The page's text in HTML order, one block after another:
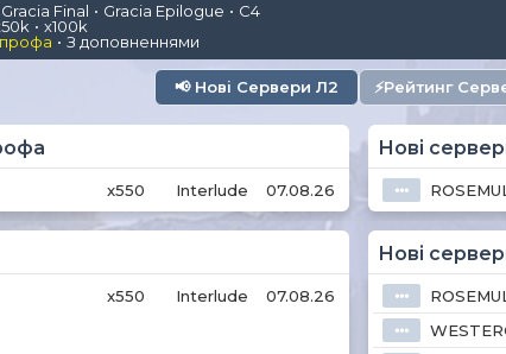
Gracia Final Gracia Epilogue
C4
x100k
З доповненнями
📢 Нові Сервери Л2 ⚡Рейтинг
x550 Interlude 07.08.26
Нові
⦁⦁⦁
x550 Interlude 07.08.26
Нові
⦁⦁⦁
⦁⦁⦁